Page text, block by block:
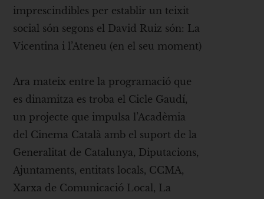
imprescindibles per establir un teixit
social són segons el David Ruiz són: La
Vicentina i l’Ateneu (en el seu moment)
Ara mateix entre la programació que
es dinamitza es troba el Cicle Gaudí,
un projecte que impulsa l’Acadèmia
del Cinema Català amb el suport de la
Generalitat de Catalunya, Diputacions,
Ajuntaments, entitats locals, CCMA,
Xarxa de Comunicació Local, La